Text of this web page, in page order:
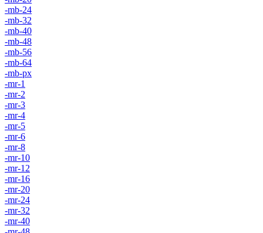
-mb-24
-mb-32
-mb-40
-mb-48
-mb-56
-mb-64
-mb-px
-mr-1
-mr-2
-mr-3
-mr-4
-mr-5
-mr-6
-mr-8
-mr-10
-mr-12
-mr-16
-mr-20
-mr-24
-mr-32
-mr-40